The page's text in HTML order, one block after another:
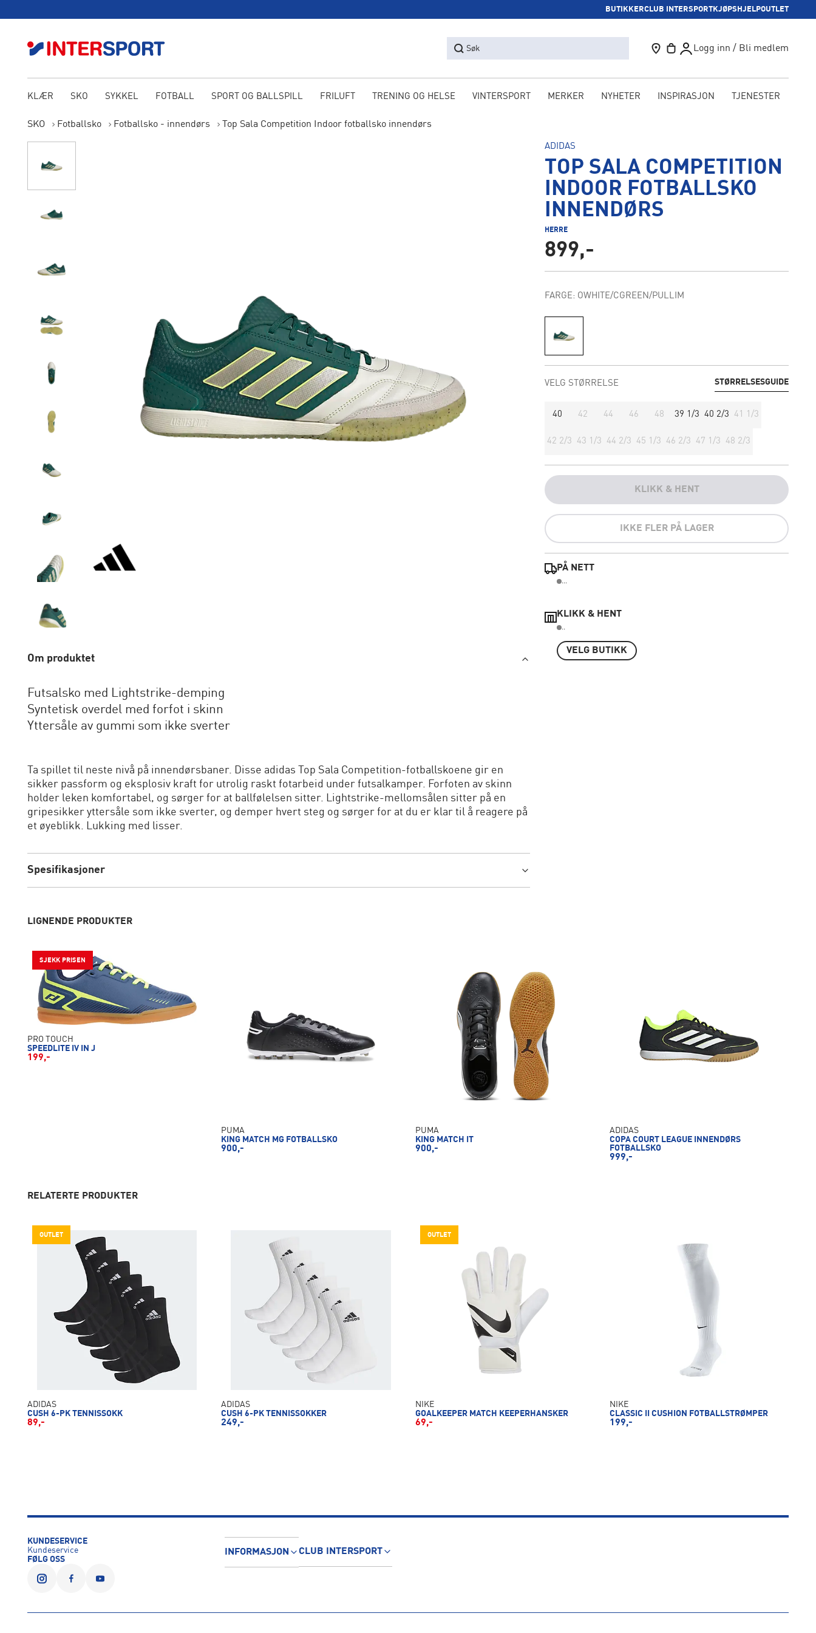
BUTIKKERCLUB INTERSPORTKJØPSHJELPOUTLET
Søk Logg inn / Bli medlem
KLÆR SKO SYKKEL FOTBALL SPORT OG BALLSPILL FRILUFT TRENING OG HELSE VINTERSPORT MERKER NYHETER INSPIRASJON TJENESTER
SKO Fotballsko Fotballsko - innendørs Top Sala Competition Indoor fotballsko innendørs
Om produktet
Futsalsko med Lightstrike-demping
Syntetisk overdel med forfot i skinn
Yttersåle av gummi som ikke sverter
Ta spillet til neste nivå på innendørsbaner. Disse adidas Top Sala Competition-fotballskoene gir en
sikker passform og eksplosiv kraft for utrolig raskt fotarbeid under futsalkamper. Forfoten av skinn
holder leken komfortabel, og sørger for at ballfølelsen sitter. Lightstrike-mellomsålen sitter på en
gripesikker yttersåle som ikke sverter, og demper hvert steg og sørger for at du er klar til å reagere på
et øyeblikk. Lukking med lisser.
Spesifikasjoner
ADIDAS
TOP SALA COMPETITION
INDOOR FOTBALLSKO
INNENDØRS
HERRE
899,-
FARGE: OWHITE/CGREEN/PULLIM
VELG STØRRELSE STØRRELSESGUIDE
40 42 44 46 48 39 1/3 40 2/3 41 1/3
42 2/3 43 1/3 44 2/3 45 1/3 46 2/3 47 1/3 48 2/3
KLIKK & HENT
IKKE FLER PÅ LAGER
PÅ NETT
...
KLIKK & HENT
..
VELG BUTIKK
LIGNENDE PRODUKTER
SJEKK PRISEN
PRO TOUCH
SPEEDLITE IV IN J
199,-
PUMA
KING MATCH MG FOTBALLSKO
900,-
PUMA
KING MATCH IT
900,-
ADIDAS
COPA COURT LEAGUE INNENDØRS
FOTBALLSKO
999,-
RELATERTE PRODUKTER
OUTLET
ADIDAS
CUSH 6-PK TENNISSOKK
89,-
ADIDAS
CUSH 6-PK TENNISSOKKER
249,-
OUTLET
NIKE
GOALKEEPER MATCH KEEPERHANSKER
69,-
NIKE
CLASSIC II CUSHION FOTBALLSTRØMPER
199,-
KUNDESERVICE
Kundeservice
FØLG OSS
INFORMASJON CLUB INTERSPORT